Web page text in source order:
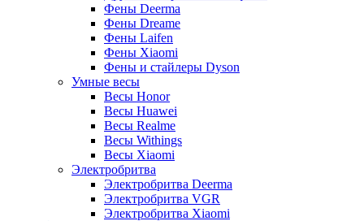
Фены Deerma
Фены Dreame
Фены Laifen
Фены Xiaomi
Фены и стайлеры Dyson
Умные весы
Весы Honor
Весы Huawei
Весы Realme
Весы Withings
Весы Xiaomi
Электробритва
Электробритва Deerma
Электробритва VGR
Электробритва Xiaomi